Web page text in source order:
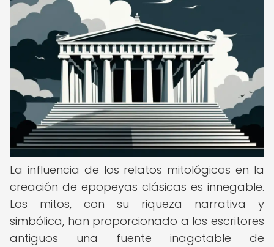
La influencia de los relatos mitológicos en la
creación de epopeyas clásicas es innegable.
Los mitos, con su riqueza narrativa y
simbólica, han proporcionado a los escritores
antiguos una fuente inagotable de